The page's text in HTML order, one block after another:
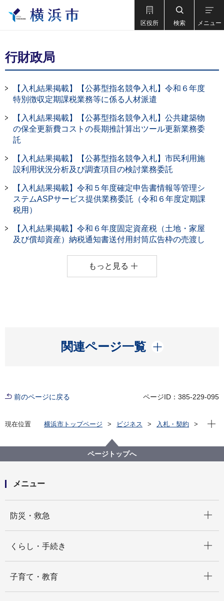
区役所 検索 メニュー
行財政局
【入札結果掲載】【公募型指名競争入札】令和６年度
特別徴収定期課税業務等に係る人材派遣
【入札結果掲載】【公募型指名競争入札】公共建築物
の保全更新費コストの長期推計算出ツール更新業務委
託
【入札結果掲載】【公募型指名競争入札】市民利用施
設利用状況分析及び調査項目の検討業務委託
【入札結果掲載】令和５年度確定申告書情報等管理シ
ステムASPサービス提供業務委託（令和６年度定期課
税用）
【入札結果掲載】令和６年度固定資産税（土地・家屋
及び償却資産）納税通知書送付用封筒広告枠の売渡し
もっと見る
関連ページ一覧
開く
前のページに戻る ページID：385-229-095
現在位置 横浜市トップページ ビジネス
入札・契約
現在
ページトップへ
メニュー
防災・救急
くらし・手続き
子育て・教育